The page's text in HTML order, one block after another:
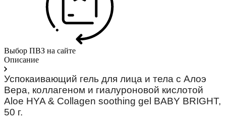
Выбор ПВЗ на сайте
Описание
Успокаивающий гель для лица и тела с Алоэ
Вера, коллагеном и гиалуроновой кислотой
Aloe HYA & Collagen soothing gel BABY BRIGHT,
50 г.